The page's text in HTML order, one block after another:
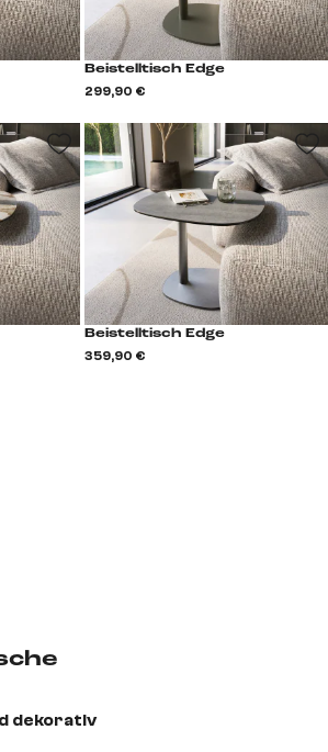
Beistelltisch Edge
299,90 €
Beistelltisch Edge
359,90 €
dekorativ